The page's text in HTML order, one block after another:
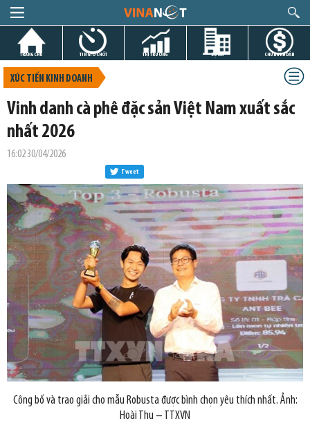
TRANG CHỦ TIN GIỜ CHÓT THỊ TRƯỜNG DỰ ÁN CHỨNG KHOÁN
XÚC TIẾN KINH DOANH
Vinh danh cà phê đặc sản Việt Nam xuất sắc
nhất 2026
16:02 30/04/2026
Tweet
Công bố và trao giải cho mẫu Robusta được bình chọn yêu thích nhất. Ảnh:
Hoài Thu – TTXVN